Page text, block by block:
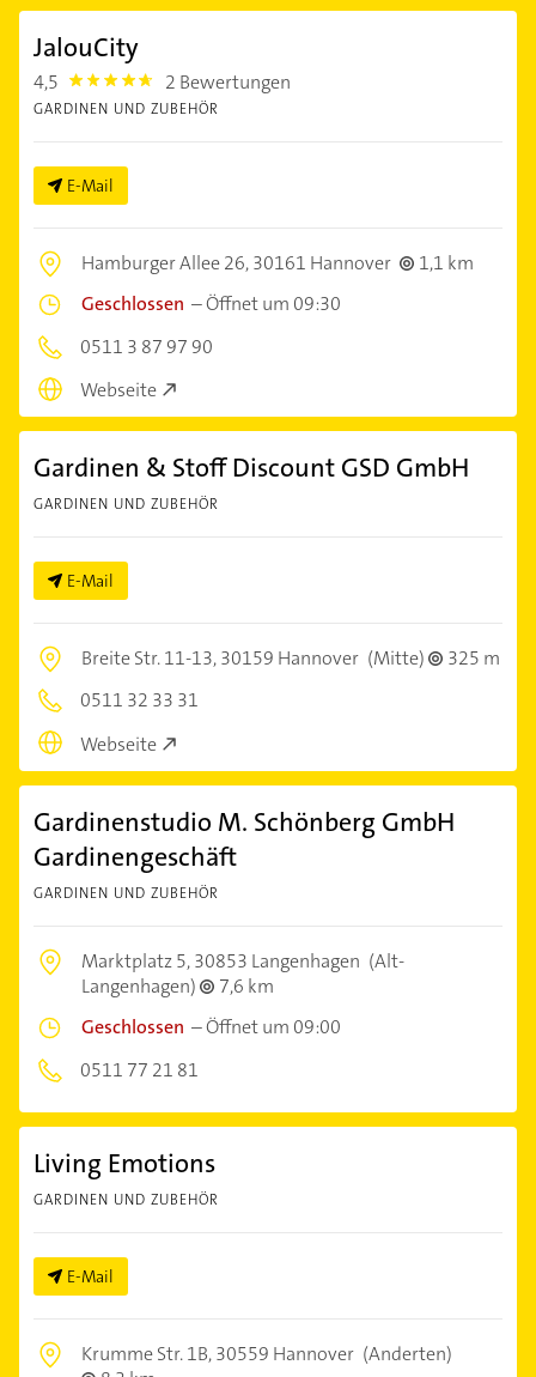
JalouCity
4,5 4.5 2 Bewertungen
GARDINEN UND ZUBEHÖR
E-Mail
Hamburger Allee 26,30161 Hannover
1,1 km
Geschlossen –Öffnet um 09:30
0511 3 87 97 90
Webseite
Gardinen & Stoff Discount GSD GmbH
GARDINEN UND ZUBEHÖR
E-Mail
Breite Str. 11-13,30159 Hannover (Mitte)
325 m
0511 32 33 31
Webseite
Gardinenstudio M. Schönberg GmbH
Gardinengeschäft
GARDINEN UND ZUBEHÖR
Marktplatz 5,30853 Langenhagen (Alt-
Langenhagen)
7,6 km
Geschlossen –Öffnet um 09:00
0511 77 21 81
Living Emotions
GARDINEN UND ZUBEHÖR
E-Mail
Krumme Str. 1B,30559 Hannover (Anderten)